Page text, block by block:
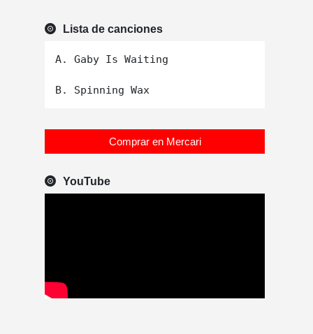
Lista de canciones
A. Gaby Is Waiting
Comprar en Mercari
YouTube